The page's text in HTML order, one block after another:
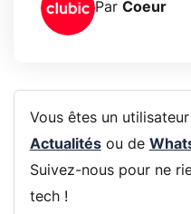
Par Coeur
Vous êtes un
Actualitésou de
Suivez-nous pour ne
tech !